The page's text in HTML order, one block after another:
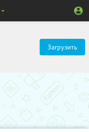
Загрузить